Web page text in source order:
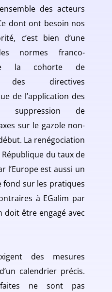
des acteurs
dont ont besoin nos
c’est bien d’une
normes franco-
la cohorte de
des directives
de l’application des
suppression de
sur le gazole non-
La renégociation
du taux de
l’Europe est aussi un
fond sur les pratiques
à EGalim par
être engagé avec
des mesures
calendrier précis.
ne sont pas